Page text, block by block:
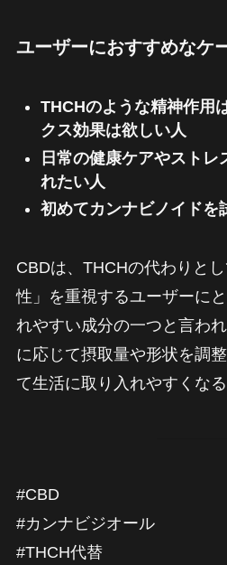
ユーザーにおすすめなケ
THCHのような精神作用
クス効果は欲しい人
日常の健康ケアやストレ
れたい人
初めてカンナビノイドを
CBDは、THCHの代わりと
性」を重視するユーザーに
れやすい成分の一つと言わ
に応じて摂取量や形状を調
て生活に取り入れやすくなる
#CBD
#カンナビジオール
#THCH代替